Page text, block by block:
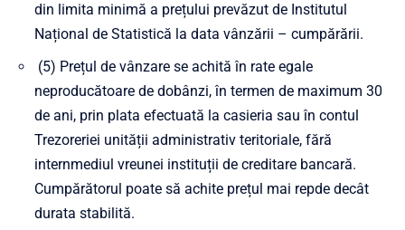
din limita minimă a prețului prevăzut de Institutul
Național de Statistică la data vânzării – cumpărării.
(5) Prețul de vânzare se achită în rate egale
neproducătoare de dobânzi, în termen de maximum 30
de ani, prin plata efectuată la casieria sau în contul
Trezoreriei unității administrativ teritoriale, fără
internmediul vreunei instituții de creditare bancară.
Cumpărătorul poate să achite prețul mai repde decât
durata stabilită.